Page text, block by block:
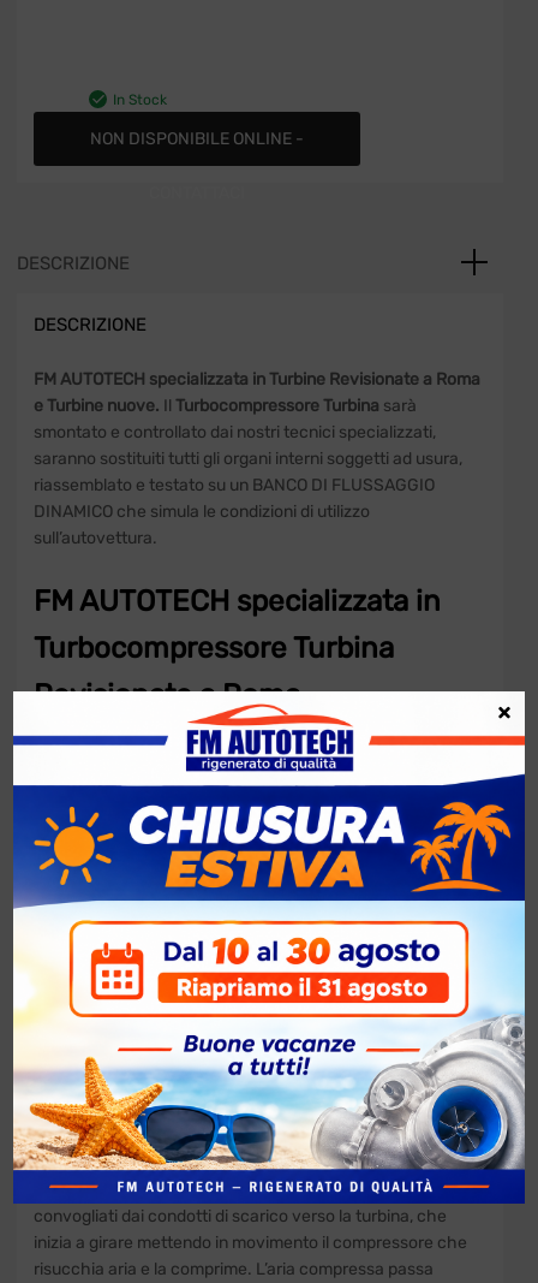
In Stock
NON DISPONIBILE ONLINE -
DESCRIZIONE
DESCRIZIONE
FM AUTOTECH specializzata in Turbine Revisionate a Roma
e Turbine nuove. Il Turbocompressore Turbina sarà
smontato e controllato dai nostri tecnici specializzati,
saranno sostituiti tutti gli organi interni soggetti ad usura,
riassemblato e testato su un BANCO DI FLUSSAGGIO
DINAMICO che simula le condizioni di utilizzo
sull’autovettura.
FM AUTOTECH specializzata in
Turbocompressore Turbina
Revisionate a Roma
Turbocompressore Turbinacon
Garanzia Integrale 12 mesi.
Formula KASKO “SENZA SE E SENZA MA” che copre tutte le
rotture del turbocompressore dovute al suo utilizzo.Verifica
le condizioni di garanzia .
Turbocompressori TurbineRevisionate| Come
funziona?
Turbocompressore Turbina. Come dice la parola stessa, il
turbocompressore è formato principalmente da due
componenti, la turbina e il compressore. Entrambi hanno la
forma di giranti, sono dotati di palette e sono collegati tra
loro da un alberino. La turbina è inserita in un vano a forma
di chiocciola nell’impianto di scarico; il compressore,
invece, è alloggiato in quello di aspirazione.
I gas che fuoriescono dalla camera di combustione sono
convogliati dai condotti di scarico verso la turbina, che
inizia a girare mettendo in movimento il compressore che
risucchia aria e la comprime. L’aria compressa passa
×